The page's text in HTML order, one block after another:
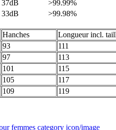
37dB
>99.99%
33dB
>99.98%
Hanches
Longueur incl.
93
111
97
113
101
115
105
117
109 119